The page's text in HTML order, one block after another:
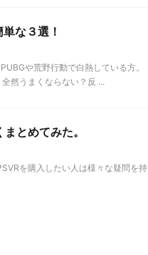
な３選！
や荒野行動で白熱している方。
然うまくならない？反 ...
とめてみた。
を購入したい人は様々な疑問を持